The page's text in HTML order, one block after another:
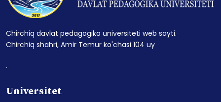
Chirchiq davlat pedagogika universiteti web sayti.
Chirchiq shahri, Amir Temur ko'chasi 104 uy
.
Universitet